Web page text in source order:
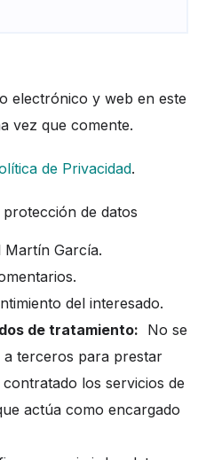
electrónico y web en este
vez que comente.
de Privacidad.
de datos
Martín García.
del interesado.
de tratamiento: No se
terceros para prestar
los servicios de
actúa como encargado